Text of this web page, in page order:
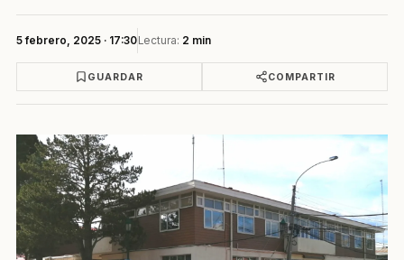
5 febrero, 2025 · 17:30Lectura: 2 min
GUARDAR COMPARTIR